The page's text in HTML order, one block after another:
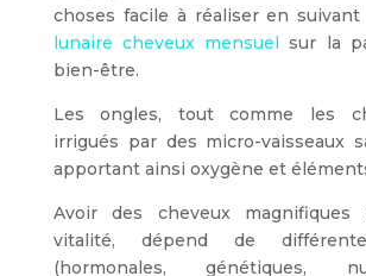
choses facile à réaliser en
lunaire cheveux mensuel sur la
bien-être.
Les ongles, tout comme les
irrigués par des micro-vaisseaux
apportant ainsi oxygène et
Avoir des cheveux
vitalité, dépend de
(hormonales, génétiques,